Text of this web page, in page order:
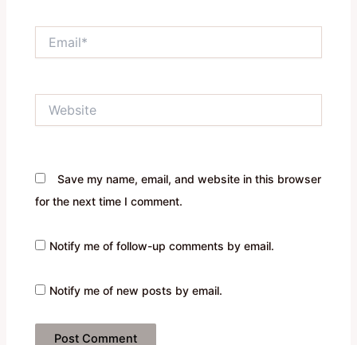
Save my name, email, and website in this browser
for the next time I comment.
Notify me of follow-up comments by email.
Notify me of new posts by email.